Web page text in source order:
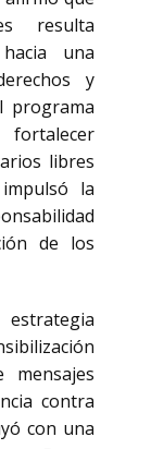
resulta
una
y
programa
libres
la
de los
contra
con una